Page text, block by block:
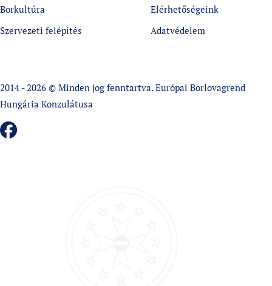
Borkultúra
Szervezeti felépítés
Elérhetőségeink
Adatvédelem
2014 - 2026 © Minden jog fenntartva. Európai Borlovagrend
Hungária Konzulátusa